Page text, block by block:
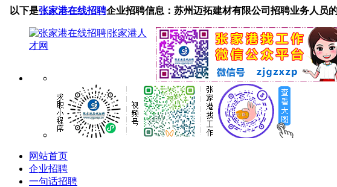
以下是张家港在线招聘企业招聘信息：苏州迈拓建材有限公司招聘业务人员
网站首页
企业招聘
一句话招聘